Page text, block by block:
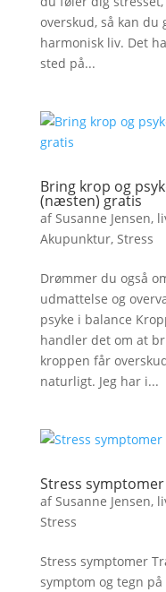
overskud, så kan du
harmonisk liv. Det
sted på...
Bring krop og
(næsten) gratis
afSusanne Jensen,
Akupunktur, Stress
Drømmer du også
udmattelse og
psyke i balance
handler det om at
kroppen får
naturligt. Jeg har i...
Stress symptomer
afSusanne Jensen,
Stress
Stress symptomer
symptom og tegn